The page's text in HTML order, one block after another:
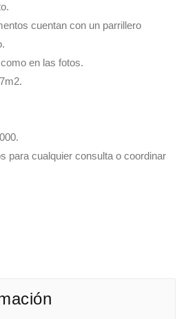
cuentan con un parrillero
en las fotos.
para cualquier consulta o coordinar